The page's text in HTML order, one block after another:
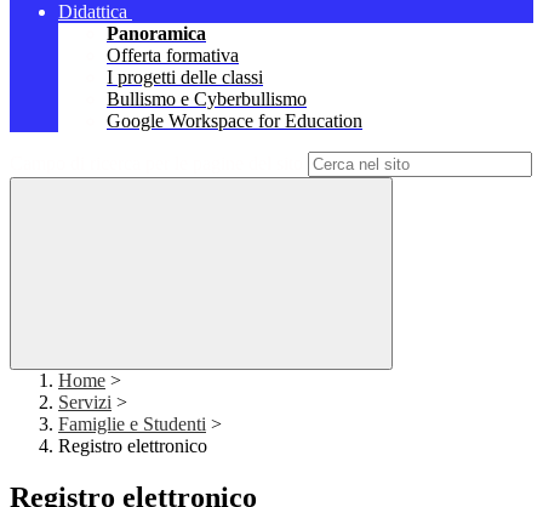
Didattica
Panoramica
Offerta formativa
I progetti delle classi
Bullismo e Cyberbullismo
Google Workspace for Education
Home >
Servizi >
Famiglie e Studenti >
Registro elettronico
Registro elettronico